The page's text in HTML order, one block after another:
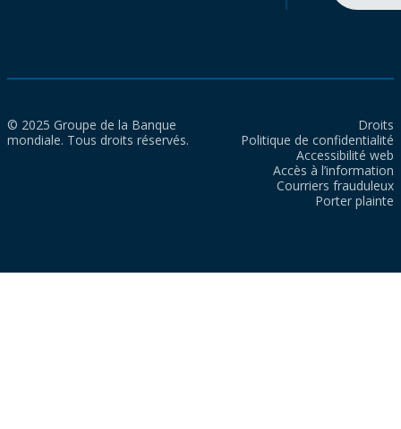
© 2025 Groupe de la Banque
mondiale. Tous droits réservés.
Droits
Politique de confidentialité
Accessibilité web
Accès à l’information
Courriers frauduleux
Porter plainte